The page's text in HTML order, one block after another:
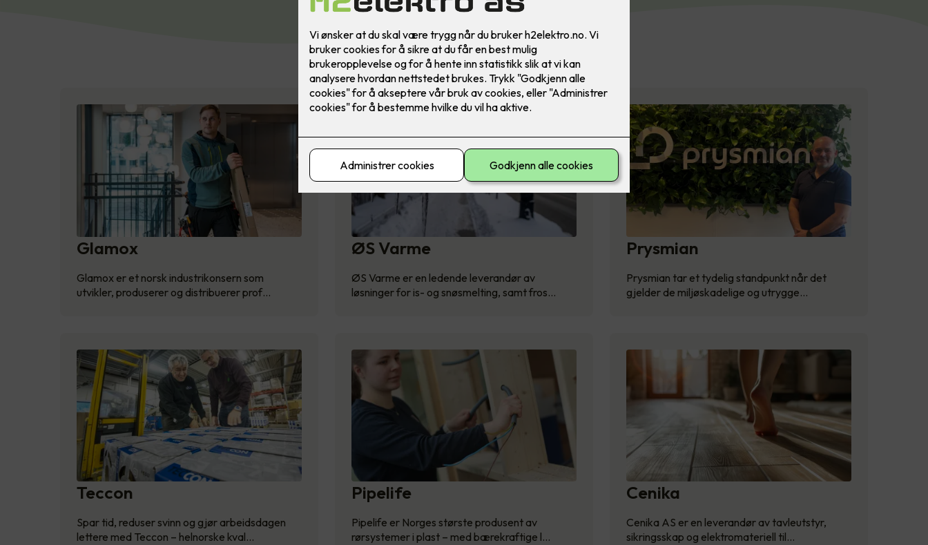
Glamox
Glamox er et norsk industrikonsern som
utvikler, produserer og distribuerer prof…
ØS Varme
ØS Varme er en ledende leverandør av
løsninger for is- og snøsmelting, samt fros…
Prysmian
Prysmian tar et tydelig standpunkt når det
gjelder de miljøskadelige og utrygge…
Teccon
Spar tid, reduser svinn og gjør arbeidsdagen
lettere med Teccon – helnorske kval…
Pipelife
Pipelife er Norges største produsent av
rørsystemer i plast – med bærekraftige l…
Cenika
Cenika AS er en leverandør av tavleutstyr,
sikringsskap og elektromateriell til…